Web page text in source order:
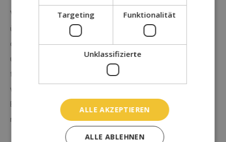
Vertrags unterrichten, an uns zurückzusenden oder zu
übergeben. Die Frist ist gewahrt, wenn Sie die Waren vor Ablauf
der Frist von vierzehn Tagen absenden.Sie tragen die
unmittelbaren Kosten der Rücksendung der Waren.Sie müssen
für einen etwaigen Wertverlust der Waren nur aufkommen,
wenn dieser Wertverlust auf einen zur Prüfung der
Beschaffenheit, Eigenschaften und Funktionsweise der Waren
nicht notwendigen Umgang mit ihnen zurückzuführen ist.
Targeting Funktionalität
Unklassifizierte
ALLE AKZEPTIEREN
ALLE ABLEHNEN